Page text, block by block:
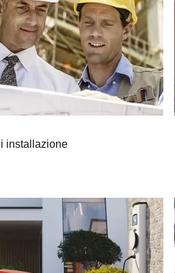
installazione